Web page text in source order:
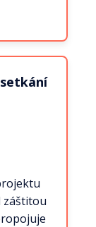
záštitou